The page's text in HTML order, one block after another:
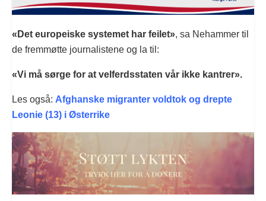
«Det europeiske systemet har feilet», sa Nehammer til
de fremmøtte journalistene og la til:
«Vi må sørge for at velferdsstaten vår ikke kantrer».
Les også: Afghanske migranter voldtok og drepte
Leonie (13) i Østerrike